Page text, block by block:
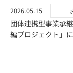
2026.05.15
団体連携型事業承
編プロジェクト」